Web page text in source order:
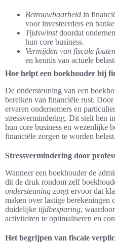
Betrouwbaarheid in
voor investeerders en
Tijdswinstdoordat
hun core business.
Vermijden van fiscale fouten
en kennis van actuele
Hoe helpt een boekhouder bij
De ondersteuning van een
bereiken van financiële rust.
ervaren ondernemers en
stressvermindering. Dit stelt hen
hun core business en wezenlijke
financiële zorgen te worden belast.
Stressvermindering door
Wanneer een boekhouder de
dit de druk rondom zelf
ondersteuning zorgt ervoor dat
maken over lastige berekeningen
duidelijke tijdbesparing,
activiteiten te optimaliseren en
Het begrijpen van fiscale